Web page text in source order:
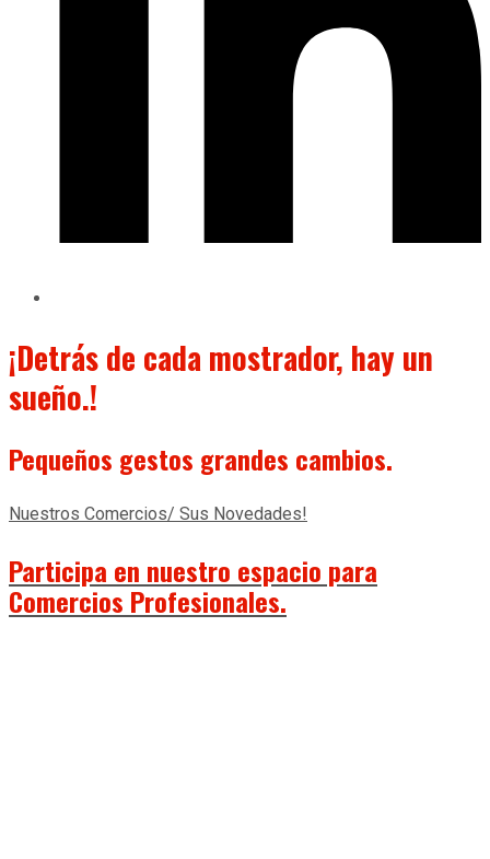
¡Detrás de cada mostrador, hay un
sueño.!
Pequeños gestos grandes cambios.
Nuestros Comercios/ Sus Novedades!
Participa en nuestro espacio para
Comercios Profesionales.